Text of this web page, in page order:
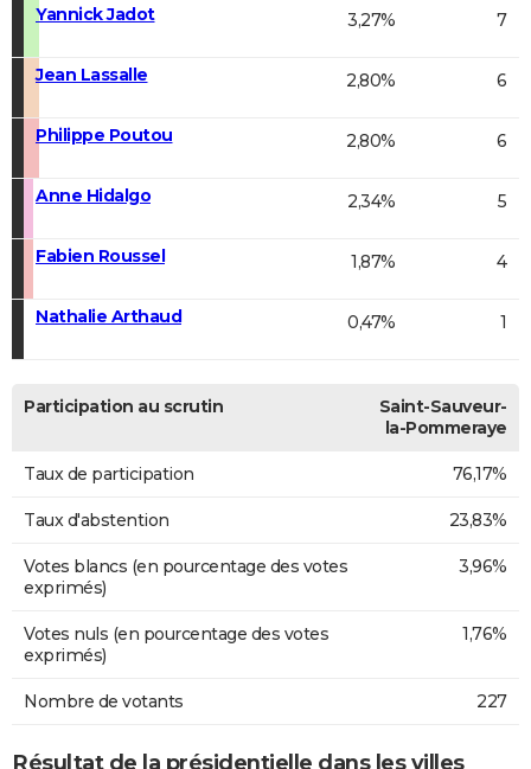
Yannick Jadot 3,27% 7
Jean Lassalle 2,80% 6
Philippe Poutou 2,80% 6
Anne Hidalgo 2,34% 5
Fabien Roussel 1,87% 4
Nathalie Arthaud 0,47% 1
Participation au scrutin
Saint-Sauveur-
la-Pommeraye
Taux de participation 76,17%
Taux d'abstention 23,83%
Votes blancs (en pourcentage des votes
exprimés)
3,96%
Votes nuls (en pourcentage des votes
exprimés)
1,76%
Nombre de votants 227
Résultat de la présidentielle dans les villes